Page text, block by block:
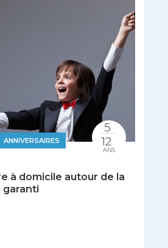
ANNIVERSAIRES
à domicile autour de la
garanti
5
12
ANS